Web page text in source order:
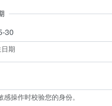
期
操作时校验您的身份。